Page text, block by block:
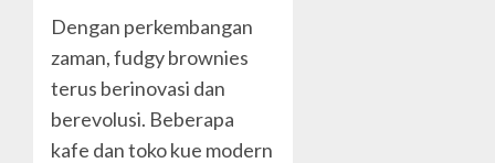
Dengan perkembangan
zaman, fudgy brownies
terus berinovasi dan
berevolusi. Beberapa
kafe dan toko kue modern